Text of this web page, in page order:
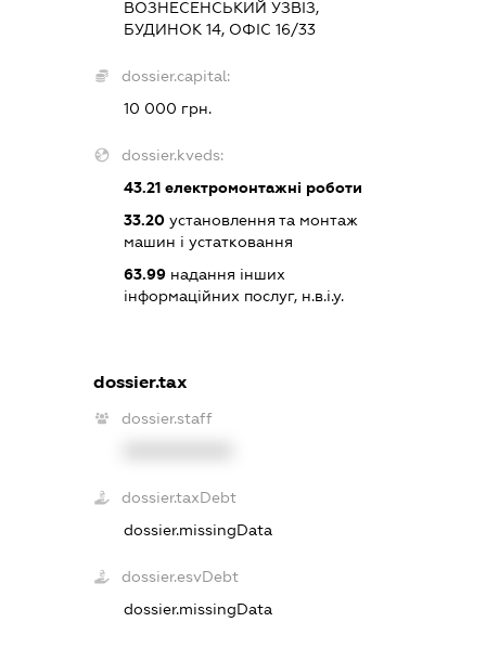
ВОЗНЕСЕНСЬКИЙ УЗВІЗ,
БУДИНОК 14, ОФІС 16/33
dossier.capital:
10 000 грн.
dossier.kveds:
43.21електромонтажні роботи
33.20установлення та монтаж
машин і устатковання
63.99надання інших
інформаційних послуг, н.в.і.у.
dossier.tax
dossier.staff
dossier.taxDebt
dossier.missingData
dossier.esvDebt
dossier.missingData